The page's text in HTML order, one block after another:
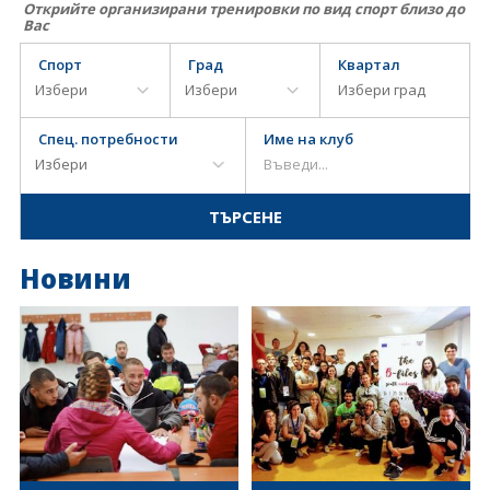
Открийте организирани тренировки по вид спорт близо до
Вас
Спорт
Град Квартал
Спец. потребности Име на клуб
Новини